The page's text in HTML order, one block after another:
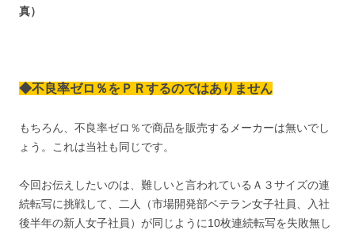
真）
◆不良率ゼロ％をＰＲするのではありません
もちろん、不良率ゼロ％で商品を販売するメーカーは無いでし
ょう。これは当社も同じです。
今回お伝えしたいのは、難しいと言われているＡ３サイズの連
続転写に挑戦して、二人（市場開発部ベテラン女子社員、入社
後半年の新人女子社員）が同じように10枚連続転写を失敗無し